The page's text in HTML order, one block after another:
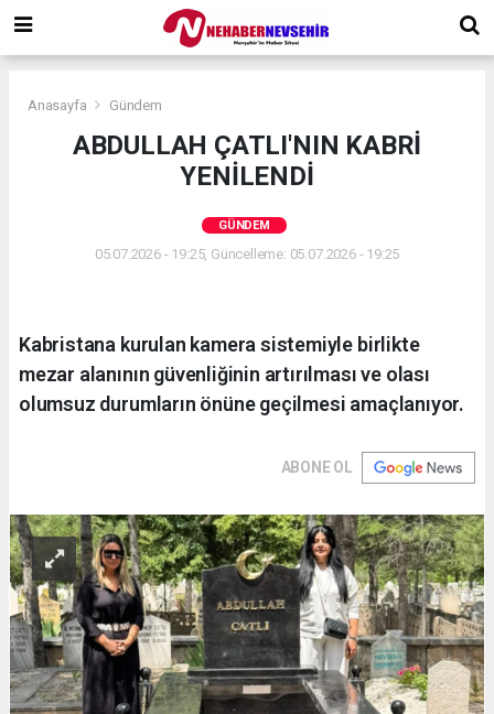
Anasayfa Gündem
ABDULLAH ÇATLI'NIN KABRİ
YENİLENDİ
GÜNDEM
05.07.2026 - 19:25, Güncelleme: 05.07.2026 - 19:25
Kabristana kurulan kamera sistemiyle birlikte
mezar alanının güvenliğinin artırılması ve olası
olumsuz durumların önüne geçilmesi amaçlanıyor.
ABONE OL